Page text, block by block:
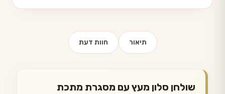
תיאור חוות דעת
שולחן סלון מעץ עם מסגרת מתכת